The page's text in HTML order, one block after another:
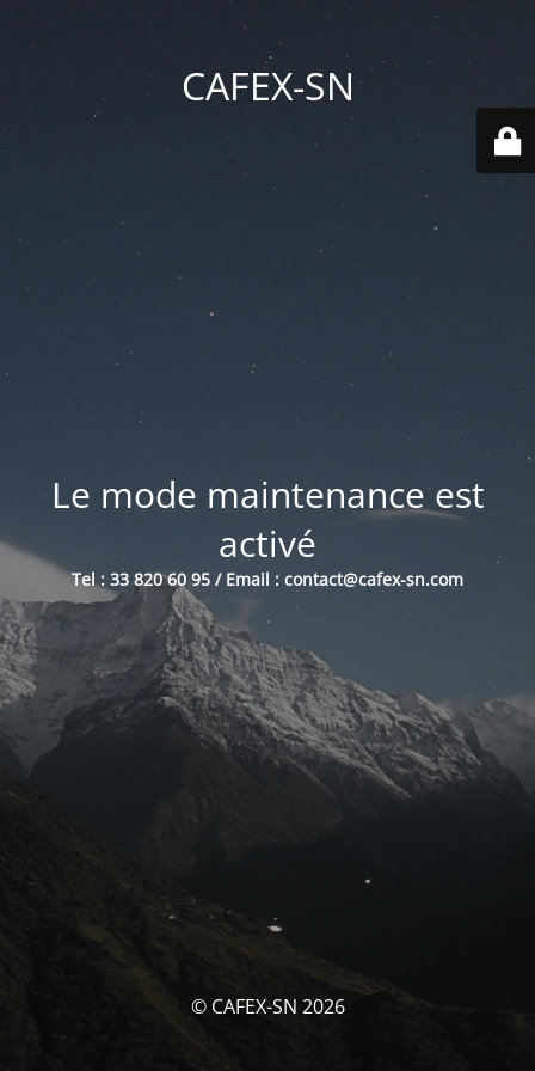
CAFEX-SN
Le mode maintenance est
activé
Tel : 33 820 60 95 / Email : contact@cafex-sn.com
© CAFEX-SN 2026